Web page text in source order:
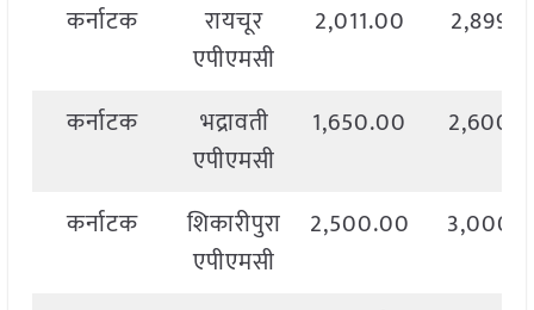
कर्नाटक
रायचूर
एपीएमसी
2,011.00
कर्नाटक
भद्रावती
एपीएमसी
1,650.00
कर्नाटक
शिकारीपुरा
एपीएमसी
2,500.00